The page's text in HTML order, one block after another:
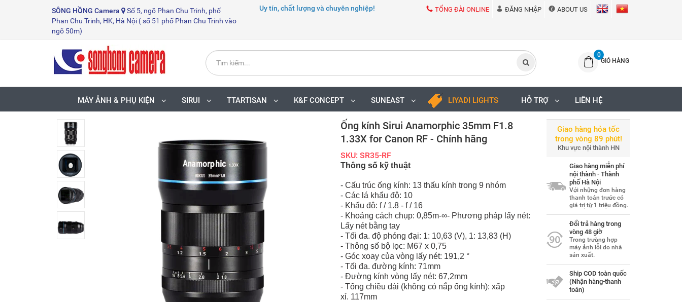
SÔNG HỒNG Camera
Số 5, ngõ Phan Chu Trinh, phố
Phan Chu Trinh, HK, Hà Nội ( số 51 phố Phan Chu Trinh vào
ngõ 50m)
Uy tín, chất lượng và chuyên nghiệp! TỔNG ĐÀI ONLINE ĐĂNG NHẬP ABOUT US
0
GIỎ HÀNG
MÁY ẢNH & PHỤ KIỆN SIRUI TTARTISAN K&F CONCEPT SUNEAST LIYADI LIGHTS HỖ TRỢ LIÊN HỆ
Ống kính Sirui Anamorphic 35mm F1.8
1.33X for Canon RF - Chính hãng
SKU: SR35-RF
Thông số kỹ thuật
- Cấu trúc ống kính: 13 thấu kính trong 9 nhóm
- Các lá khẩu độ: 10
- Khẩu độ: f / 1.8 - f / 16
- Khoảng cách chụp: 0,85m-∞- Phương pháp lấy nét:
Lấy nét bằng tay
- Tối đa. độ phóng đại: 1: 10,63 (V), 1: 13,83 (H)
- Thông số bộ lọc: M67 x 0,75
- Góc xoay của vòng lấy nét: 191,2 °
- Tối đa. đường kính: 71mm
- Đường kính vòng lấy nét: 67,2mm
- Tổng chiều dài (không có nắp ống kính): xấp
xỉ. 117mm
Giao hàng hỏa tốc
trong vòng 89 phút!
Khu vực nội thành HN
Giao hàng miễn phí
nội thành - Thành
phố Hà Nội
Với những đơn hàng
thanh toán trước có
giá trị từ 1 triệu đồng.
Đổi trả hàng trong
vòng 48 giờ
Trong trường hợp
máy ảnh lỗi do nhà
sản xuất.
Ship COD toàn quốc
(Nhận hàng-thanh
toán)